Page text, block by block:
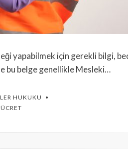
yapabilmek için gerekli bilgi,
bu belge genellikle Mesleki…
HUKUKU
ÜCRET